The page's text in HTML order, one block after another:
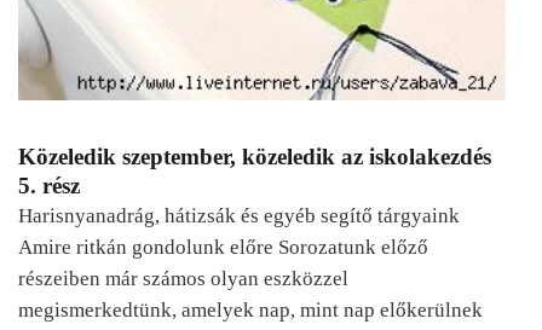
Közeledik szeptember, közeledik az iskolakezdés
5. rész
Harisnyanadrág, hátizsák és egyéb segítő tárgyaink
Amire ritkán gondolunk előre Sorozatunk előző
részeiben már számos olyan eszközzel
megismerkedtünk, amelyek nap, mint nap előkerülnek